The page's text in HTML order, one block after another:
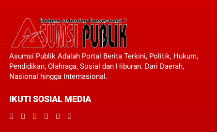
Asumsi Publik Adalah Portal Berita Terkini, Politik, Hukum,
Pendidikan, Olahraga, Sosial dan Hiburan. Dari Daerah,
Nasional hingga Internasional.
IKUTI SOSIAL MEDIA